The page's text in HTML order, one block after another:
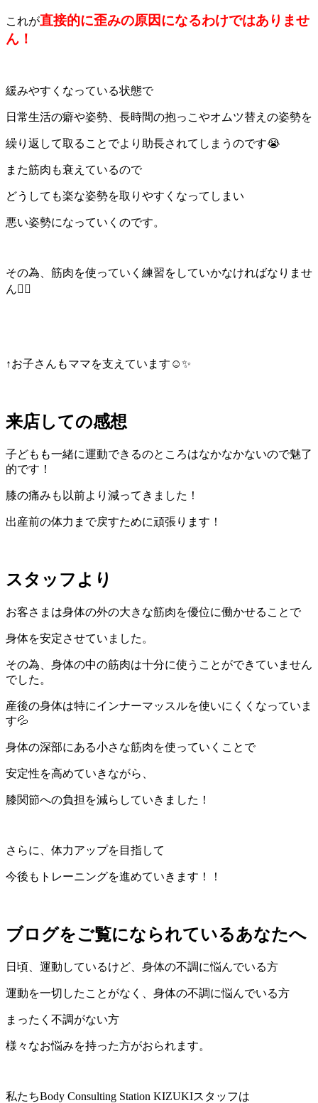
これが直接的に歪みの原因になるわけではありませ
ん！
緩みやすくなっている状態で
日常生活の癖や姿勢、長時間の抱っこやオムツ替えの姿勢を
繰り返して取ることでより助長されてしまうのです😭
また筋肉も衰えているので
どうしても楽な姿勢を取りやすくなってしまい
悪い姿勢になっていくのです。
その為、筋肉を使っていく練習をしていかなければなりませ
ん👍🏻
↑お子さんもママを支えています☺️✨
来店しての感想
子どもも一緒に運動できるのところはなかなかないので魅了
的です！
膝の痛みも以前より減ってきました！
出産前の体力まで戻すために頑張ります！
スタッフより
お客さまは身体の外の大きな筋肉を優位に働かせることで
身体を安定させていました。
その為、身体の中の筋肉は十分に使うことができていません
でした。
産後の身体は特にインナーマッスルを使いにくくなっていま
す💦
身体の深部にある小さな筋肉を使っていくことで
安定性を高めていきながら、
膝関節への負担を減らしていきました！
さらに、体力アップを目指して
今後もトレーニングを進めていきます！！
ブログをご覧になられているあなたへ
日頃、運動しているけど、身体の不調に悩んでいる方
運動を一切したことがなく、身体の不調に悩んでいる方
まったく不調がない方
様々なお悩みを持った方がおられます。
私たちBody Consulting Station KIZUKIスタッフは